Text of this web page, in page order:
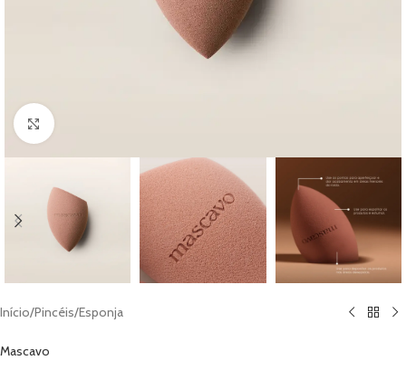
Clique para ampliar
Início/Pincéis/Esponja
Mascavo